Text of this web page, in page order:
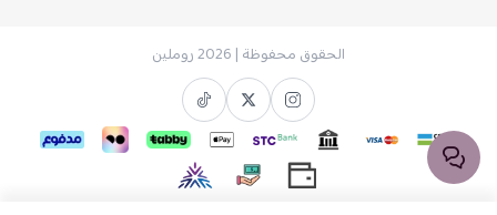
الحقوق محفوظة | 2026 روملين